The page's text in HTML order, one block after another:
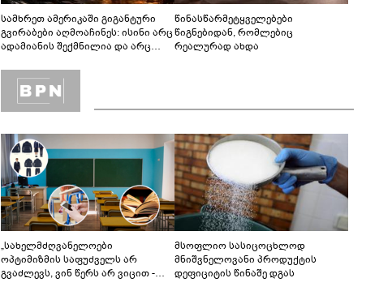
სამხრეთ ამერიკაში გიგანტური
გვირაბები აღმოაჩინეს: ისინი არც
ადამიანის შექმნილია და არც
ლაბირინთები?
წინასწარმეტყველებები
წიგნებიდან, რომლებიც
რეალურად ახდა
„სახელმძღვანელოები
ოპტიმიზმის საფუძველს არ
გვაძლევს, ვინ წერს არ ვიცით -
მსოფლიო სასიცოცხლოდ
მნიშვნელოვანი პროდუქტის
დეფიციტის წინაშე დგას